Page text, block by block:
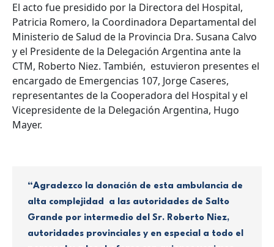
El acto fue presidido por la Directora del Hospital,
Patricia Romero, la Coordinadora Departamental del
Ministerio de Salud de la Provincia Dra. Susana Calvo
y el Presidente de la Delegación Argentina ante la
CTM, Roberto Niez. También, estuvieron presentes el
encargado de Emergencias 107, Jorge Caseres,
representantes de la Cooperadora del Hospital y el
Vicepresidente de la Delegación Argentina, Hugo
Mayer.
“Agradezco la donación de esta ambulancia de
alta complejidad a las autoridades de Salto
Grande por intermedio del Sr. Roberto Niez,
autoridades provinciales y en especial a todo el